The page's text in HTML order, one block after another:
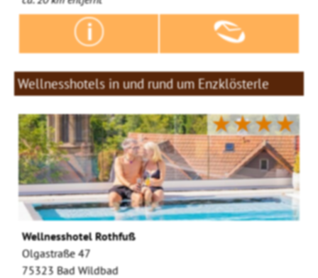
Wellnesshotels in und rund um Enzklösterle
★★★★
Wellnesshotel Rothfuß
Olgastraße 47
75323 Bad Wildbad